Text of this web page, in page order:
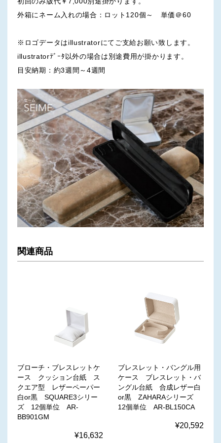
外箱にネーム入れの場合：ロット120個～ 単価＠60
※ロゴデータはillustratorにてご支給お願い致します。
illustratorﾃﾞｰﾀ以外の場合は別途費用が掛かります。
目安納期：約3週間～4週間
関連商品
ブローチ・ブレスレットケ
ース クッション台紙 ス
クエア型 レザーペーパー
白or黒 SQUARE3シリー
ズ 12個単位 AR-
BB901GM
¥16,632
ブレスレット・バングル用
ケース ブレスレット・バ
ングル台紙 合成レザー白
or黒 ZAHARAシリーズ
12個単位 AR-BL150CA
¥20,592